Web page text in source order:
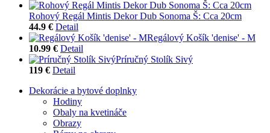
Rohový Regál Mintis Dekor Dub Sonoma Š: Cca 20cm
44.9 € Detail
Regálový Košík 'denise' - M
10.99 € Detail
Príručný Stolík Sivý
119 € Detail
Dekorácie a bytové doplnky
Hodiny
Obaly na kvetináče
Obrazy